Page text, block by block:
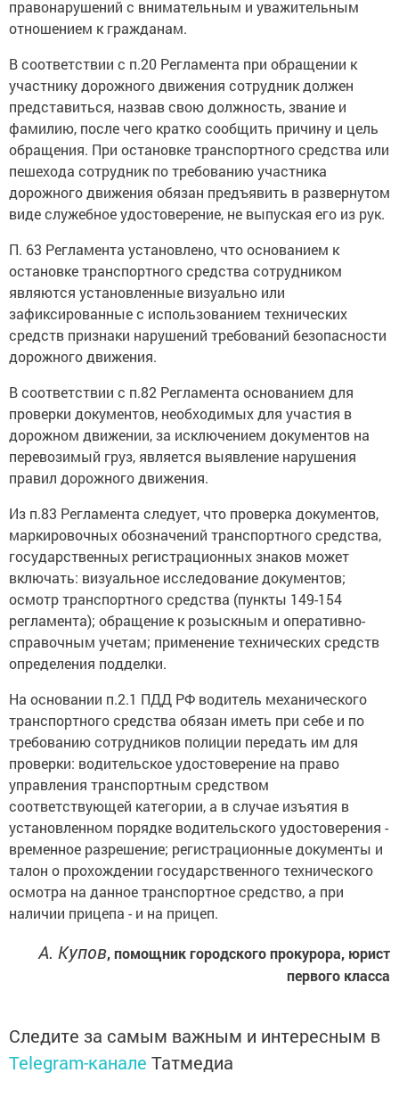
правонарушений с внимательным и уважительным
отношением к гражданам.
В соответствии с п.20 Регламента при обращении к
участнику дорожного движения сотрудник должен
представиться, назвав свою должность, звание и
фамилию, после чего кратко сообщить причину и цель
обращения. При остановке транспортного средства или
пешехода сотрудник по требованию участника
дорожного движения обязан предъявить в развернутом
виде служебное удостоверение, не выпуская его из рук.
П. 63 Регламента установлено, что основанием к
остановке транспортного средства сотрудником
являются установленные визуально или
зафиксированные с использованием технических
средств признаки нарушений требований безопасности
дорожного движения.
В соответствии с п.82 Регламента основанием для
проверки документов, необходимых для участия в
дорожном движении, за исключением документов на
перевозимый груз, является выявление нарушения
правил дорожного движения.
Из п.83 Регламента следует, что проверка документов,
маркировочных обозначений транспортного средства,
государственных регистрационных знаков может
включать: визуальное исследование документов;
осмотр транспортного средства (пункты 149-154
регламента); обращение к розыскным и оперативно-
справочным учетам; применение технических средств
определения подделки.
На основании п.2.1 ПДД РФ водитель механического
транспортного средства обязан иметь при себе и по
требованию сотрудников полиции передать им для
проверки: водительское удостоверение на право
управления транспортным средством
соответствующей категории, а в случае изъятия в
установленном порядке водительского удостоверения -
временное разрешение; регистрационные документы и
талон о прохождении государственного технического
осмотра на данное транспортное средство, а при
наличии прицепа - и на прицеп.
А. Купов, помощник городского прокурора, юрист
первого класса
Следите за самым важным и интересным в
Telegram-канале Татмедиа